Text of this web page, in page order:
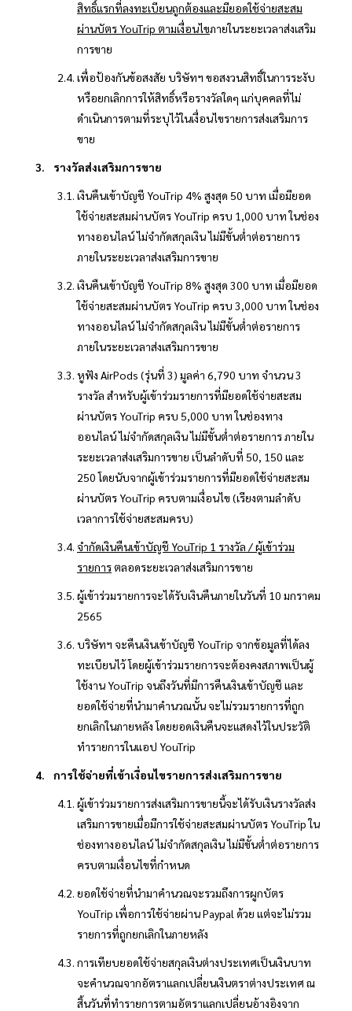
สิทธิ์แรกที่ลงทะเบียนถูกต้องและมียอดใช้จ่ายสะสม
ผ่านบัตร YouTrip ตามเงื่อนไขภายในระยะเวลาส่งเสริม
การขาย
เพื่อป้องกันข้อสงสัย บริษัทฯ ขอสงวนสิทธิ์ในการระงับ
หรือยกเลิกการให้สิทธิ์หรือรางวัลใดๆ แก่บุคคลที่ไม่
ดำเนินการตามที่ระบุไว้ในเงื่อนไขรายการส่งเสริมการ
ขาย
รางวัลส่งเสริมการขาย
เงินคืนเข้าบัญชี YouTrip 4% สูงสุด 50 บาท เมื่อมียอด
ใช้จ่ายสะสมผ่านบัตร YouTrip ครบ 1,000 บาท ในช่อง
ทางออนไลน์ ไม่จำกัดสกุลเงิน ไม่มีขั้นต่ำต่อรายการ
ภายในระยะเวลาส่งเสริมการขาย
เงินคืนเข้าบัญชี YouTrip 8% สูงสุด 300 บาท เมื่อมียอด
ใช้จ่ายสะสมผ่านบัตร YouTrip ครบ 3,000 บาท ในช่อง
ทางออนไลน์ ไม่จำกัดสกุลเงิน ไม่มีขั้นต่ำต่อรายการ
ภายในระยะเวลาส่งเสริมการขาย
หูฟัง AirPods (รุ่นที่ 3) มูลค่า 6,790 บาท จำนวน 3
รางวัล สำหรับผู้เข้าร่วมรายการที่มียอดใช้จ่ายสะสม
ผ่านบัตร YouTrip ครบ 5,000 บาท ในช่องทาง
ออนไลน์ ไม่จำกัดสกุลเงิน ไม่มีขั้นต่ำต่อรายการ ภายใน
ระยะเวลาส่งเสริมการขาย เป็นลำดับที่ 50, 150 และ
250 โดยนับจากผู้เข้าร่วมรายการที่มียอดใช้จ่ายสะสม
ผ่านบัตร YouTrip ครบตามเงื่อนไข (เรียงตามลำดับ
เวลาการใช้จ่ายสะสมครบ)
จำกัดเงินคืนเข้าบัญชี YouTrip 1 รางวัล / ผู้เข้าร่วม
รายการตลอดระยะเวลาส่งเสริมการขาย
ผู้เข้าร่วมรายการจะได้รับเงินคืนภายในวันที่ 10 มกราคม
2565
บริษัทฯ จะคืนเงินเข้าบัญชี YouTrip จากข้อมูลที่ได้ลง
ทะเบียนไว้ โดยผู้เข้าร่วมรายการจะต้องคงสภาพเป็นผู้
ใช้งาน YouTrip จนถึงวันที่มีการคืนเงินเข้าบัญชี และ
ยอดใช้จ่ายที่นำมาคำนวณนั้น จะไม่รวมรายการที่ถูก
ยกเลิกในภายหลัง โดยยอดเงินคืนจะแสดงไว้ในประวัติ
ทำรายการในแอป YouTrip
การใช้จ่ายที่เข้าเงื่อนไขรายการส่งเสริมการขาย
ผู้เข้าร่วมรายการส่งเสริมการขายนี้จะได้รับเงินรางวัลส่ง
เสริมการขายเมื่อมีการใช้จ่ายสะสมผ่านบัตร YouTrip ใน
ช่องทางออนไลน์ ไม่จำกัดสกุลเงิน ไม่มีขั้นต่ำต่อรายการ
ครบตามเงื่อนไขที่กำหนด
ยอดใช้จ่ายที่นำมาคำนวณจะรวมถึงการผูกบัตร
YouTrip เพื่อการใช้จ่ายผ่าน Paypal ด้วย แต่จะไม่รวม
รายการที่ถูกยกเลิกในภายหลัง
การเทียบยอดใช้จ่ายสกุลเงินต่างประเทศเป็นเงินบาท
จะคำนวณจากอัตราแลกเปลี่ยนเงินตราต่างประเทศ ณ
สิ้นวันที่ทำรายการตามอัตราแลกเปลี่ยนอ้างอิงจาก